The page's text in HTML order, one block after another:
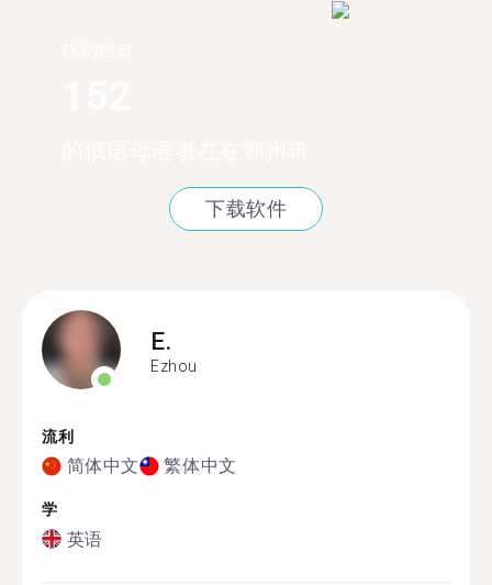
下载软件
E.
Ezhou
流利
简体中文 繁体中文
学
英语